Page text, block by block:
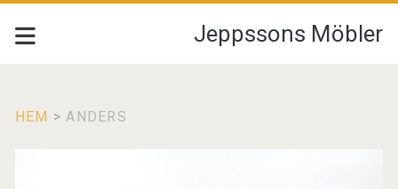
Jeppssons Möbler
HEM >ANDERS